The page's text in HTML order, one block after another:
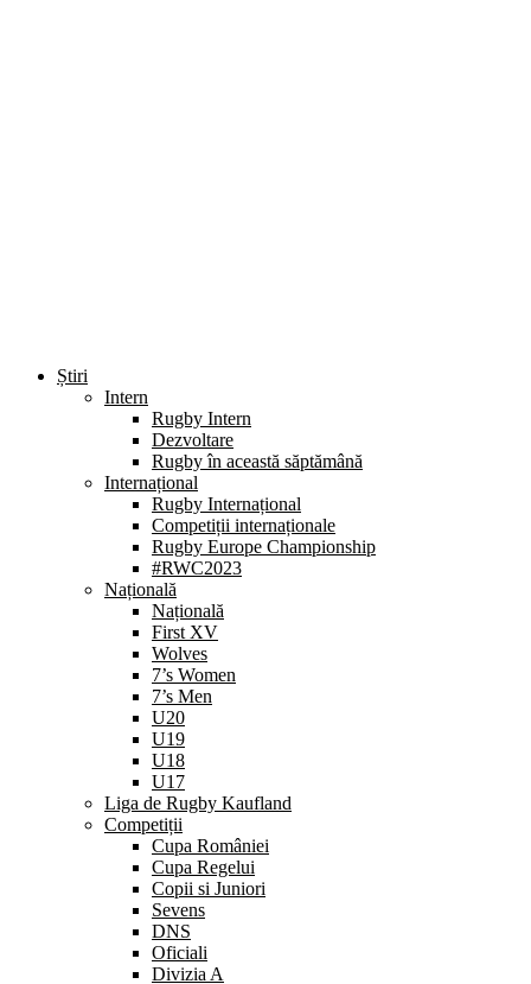
Știri
Intern
Rugby Intern
Dezvoltare
Rugby în această săptămână
Internațional
Rugby Internațional
Competiții internaționale
Rugby Europe Championship
#RWC2023
Națională
Națională
First XV
Wolves
7’s Women
7’s Men
U20
U19
U18
U17
Liga de Rugby Kaufland
Competiții
Cupa României
Cupa Regelui
Copii si Juniori
Sevens
DNS
Oficiali
Divizia A